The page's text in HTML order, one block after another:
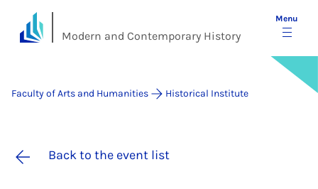
Modern and Contemporary History
Menu
Faculty of Arts and Humanities Historical Institute
Back to the event list